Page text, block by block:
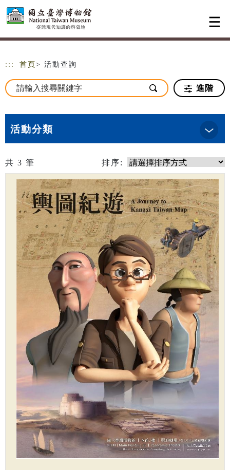
跳到主要內容
網站導覽
::: 首頁 > 活動查詢
進階
活動分類
共 3 筆 排序: